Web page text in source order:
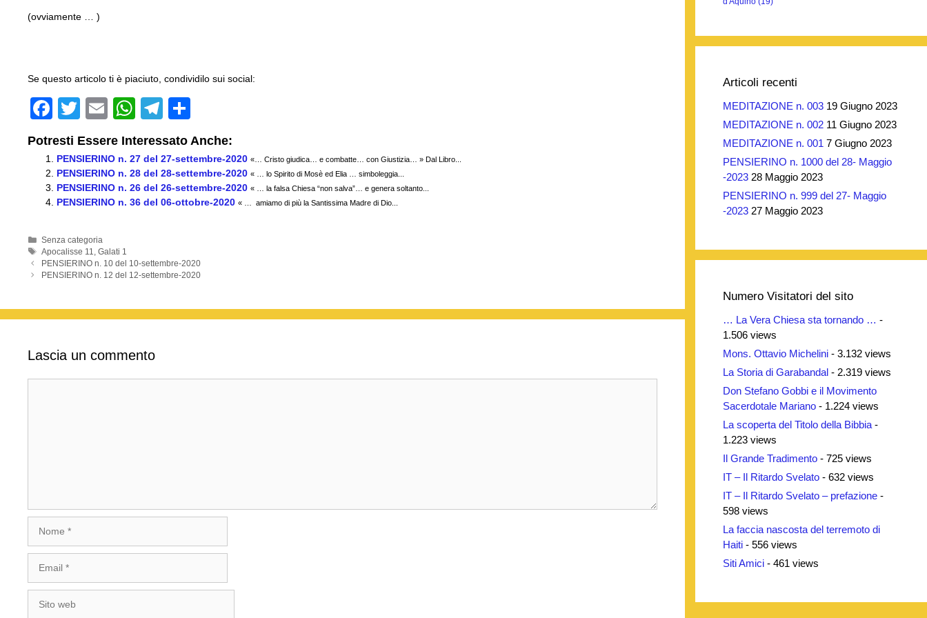
(ovviamente … )
Se questo articolo ti è piaciuto, condividilo sui social:
F
c
e
b
o
k
T
wi
tt
er
E
m
ail
W
at
s
A
T
el
e
gr
a
o
n
di
vi
Potresti Essere Interessato Anche:
PENSIERINO n. 27 del 27-settembre-2020 «… Cristo giudica… e combatte… con Giustizia… » Dal Libro...
PENSIERINO n. 28 del 28-settembre-2020 « … lo Spirito di Mosè ed Elia … simboleggia...
PENSIERINO n. 26 del 26-settembre-2020 « … la falsa Chiesa “non salva”… e genera soltanto...
PENSIERINO n. 36 del 06-ottobre-2020 « … amiamo di più la Santissima Madre di Dio...
Categorie
Senza categoria
Tag
Apocalisse 11,Galati 1
PENSIERINO n. 10 del 10-settembre-2020
PENSIERINO n. 12 del 12-settembre-2020
Lascia un commento
web
Articoli recenti
MEDITAZIONE n. 003 19 Giugno 2023
MEDITAZIONE n. 002 11 Giugno 2023
MEDITAZIONE n. 001 7 Giugno 2023
PENSIERINO n. 1000 del 28- Maggio
-2023 28 Maggio 2023
PENSIERINO n. 999 del 27- Maggio
-2023 27 Maggio 2023
Numero Visitatori del sito
… La Vera Chiesa sta tornando … -
1.506 views
Mons. Ottavio Michelini - 3.132 views
La Storia di Garabandal - 2.319 views
Don Stefano Gobbi e il Movimento
Sacerdotale Mariano - 1.224 views
La scoperta del Titolo della Bibbia -
1.223 views
Il Grande Tradimento - 725 views
IT – Il Ritardo Svelato - 632 views
IT – Il Ritardo Svelato – prefazione -
598 views
La faccia nascosta del terremoto di
Haiti - 556 views
Siti Amici - 461 views